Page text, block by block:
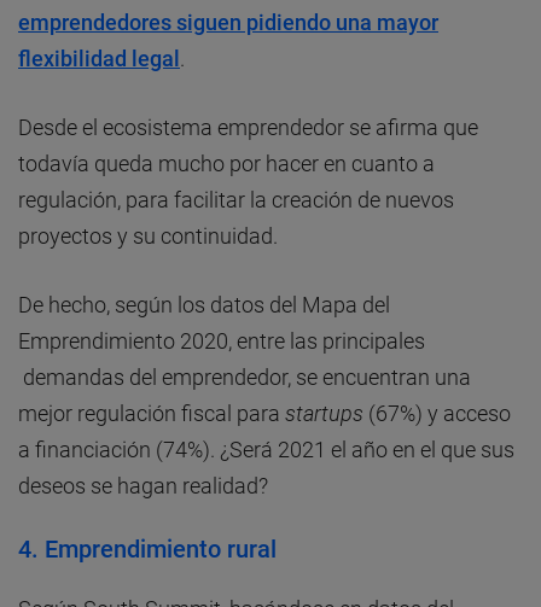
emprendedores siguen pidiendo una mayor
flexibilidad legal
Desde el ecosistema emprendedor se afirma que
todavía queda mucho por hacer en cuanto a
regulación, para facilitar la creación de nuevos
proyectos y su continuidad.
De hecho, según los datos del Mapa del
Emprendimiento 2020, entre las principales
demandas del emprendedor, se encuentran una
mejor regulación fiscal para startups (67%) y acceso
a financiación (74%). ¿Será 2021 el año en el que sus
deseos se hagan realidad?
4. Emprendimiento rural